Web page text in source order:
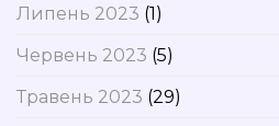
Липень 2023 (1)
Червень 2023 (5)
Травень 2023 (29)